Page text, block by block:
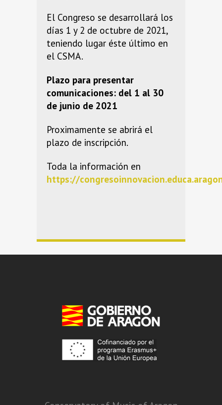
El Congreso se desarrollará los
días 1 y 2 de octubre de 2021,
teniendo lugar éste último en
el CSMA.
Plazo para presentar
comunicaciones: del 1 al 30
de junio de 2021
Proximamente se abrirá el
plazo de inscripción.
Toda la información en
https://